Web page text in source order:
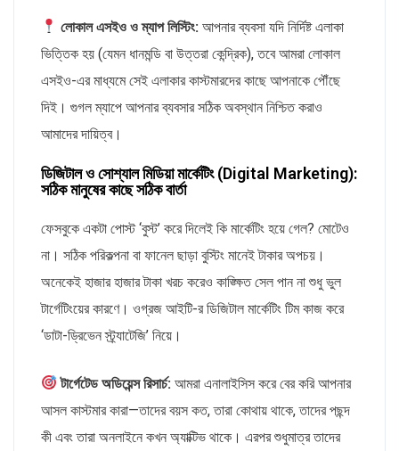
লোকাল এসইও ও ম্যাপ লিস্টিং: আপনার ব্যবসা যদি নির্দিষ্ট এলাকা
ভিত্তিক হয় (যেমন ধানমন্ডি বা উত্তরা কেন্দ্রিক), তবে আমরা লোকাল
এসইও-এর মাধ্যমে সেই এলাকার কাস্টমারদের কাছে আপনাকে পৌঁছে
দিই। গুগল ম্যাপে আপনার ব্যবসার সঠিক অবস্থান নিশ্চিত করাও
আমাদের দায়িত্ব।
ডিজিটাল ও সোশ্যাল মিডিয়া মার্কেটিং (Digital Marketing):
সঠিক মানুষের কাছে সঠিক বার্তা
ফেসবুকে একটা পোস্ট ‘বুস্ট’ করে দিলেই কি মার্কেটিং হয়ে গেল? মোটেও
না। সঠিক পরিকল্পনা বা ফানেল ছাড়া বুস্টিং মানেই টাকার অপচয়।
অনেকেই হাজার হাজার টাকা খরচ করেও কাঙ্ক্ষিত সেল পান না শুধু ভুল
টার্গেটিংয়ের কারণে। ওগ্রজ আইটি-র ডিজিটাল মার্কেটিং টিম কাজ করে
‘ডাটা-ড্রিভেন স্ট্র্যাটেজি’ নিয়ে।
টার্গেটেড অডিয়েন্স রিসার্চ: আমরা এনালাইসিস করে বের করি আপনার
আসল কাস্টমার কারা—তাদের বয়স কত, তারা কোথায় থাকে, তাদের পছন্দ
কী এবং তারা অনলাইনে কখন অ্যাক্টিভ থাকে। এরপর শুধুমাত্র তাদের